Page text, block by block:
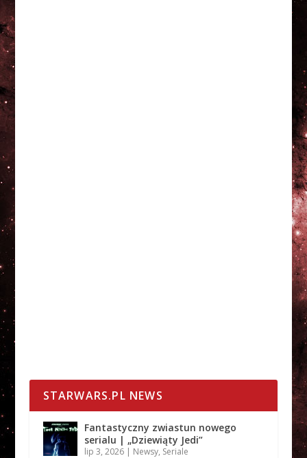
STARWARS.PL NEWS
Fantastyczny zwiastun nowego
serialu | „Dziewiąty Jedi”
lip 3, 2026| Newsy, Seriale